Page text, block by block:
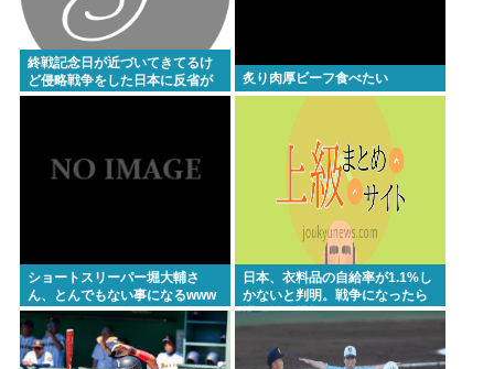
逆台風発生東から西へ！関東上陸し鳥取島根九州
へ！温暖化車カスのせいで気象がシッチャカメッチ
ャカ
返り咲き！「ミニオンズ」「あの星」「ブルーロッ
ク」もランクイン
【正論】産経「前代未聞の無責任男、石破茂」
トンボとかいうクソキショい虫が市民権を得てる理
由w
Powered by livedoor 相互RSS
終戦記念日が近づいてきてるけ
ど侵略戦争をした日本に反省が
無いよなwww
炙り肉厚ビーフ食べたい
ショートスリーパー堀大輔さ
ん、とんでもない事になるwww
日本、衣料品の自給率が1.1%し
かないと判明。戦争になったら
裸で戦う模様www